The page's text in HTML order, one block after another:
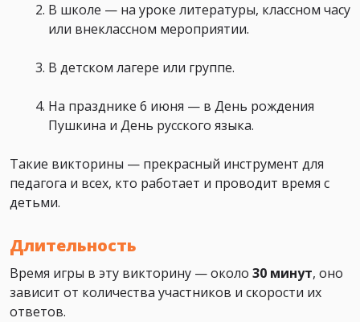
В школе — на уроке литературы, классном часу
или внеклассном мероприятии.
В детском лагере или группе.
На празднике 6 июня — в День рождения
Пушкина и День русского языка.
Такие викторины — прекрасный инструмент для
педагога и всех, кто работает и проводит время с
детьми.
Длительность
Время игры в эту викторину — около 30 минут, оно
зависит от количества участников и скорости их
ответов.